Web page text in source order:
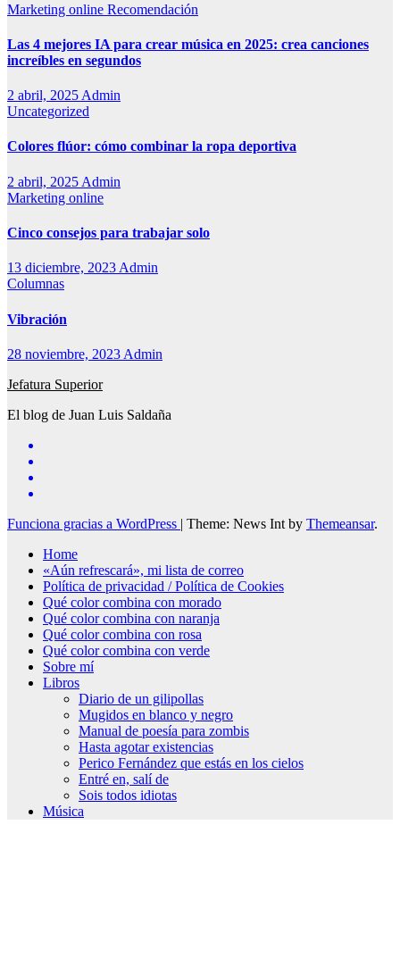
Marketing online Recomendación
Las 4 mejores IA para crear música en 2025: crea canciones
increíbles en segundos
2 abril, 2025 Admin
Uncategorized
Colores flúor: cómo combinar la ropa deportiva
2 abril, 2025 Admin
Marketing online
Cinco consejos para trabajar solo
13 diciembre, 2023 Admin
Columnas
Vibración
28 noviembre, 2023 Admin
Jefatura Superior
El blog de Juan Luis Saldaña
Funciona gracias a WordPress | Theme: News Int by Themeansar.
Home
«Aún refrescará», mi lista de correo
Política de privacidad / Política de Cookies
Qué color combina con morado
Qué color combina con naranja
Qué color combina con rosa
Qué color combina con verde
Sobre mí
Libros
Diario de un gilipollas
Mugidos en blanco y negro
Manual de poesía para zombis
Hasta agotar existencias
Perico Fernández que estás en los cielos
Entré en, salí de
Sois todos idiotas
Música